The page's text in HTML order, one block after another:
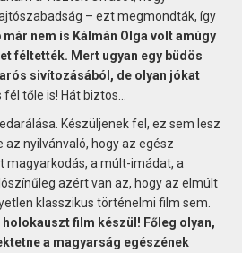
– ezt megmondták, így
már nem is Kálmán Olga volt amúgy
féltették. Mert ugyan egy büdös
sivítozásából, de olyan jókat
tőle is! Hát biztos…
Készüljenek fel, ez sem lesz
az nyilvánvaló, hogy az egész
magyarkodás, a múlt-imádat, a
azért van az, hogy az elmúlt
klasszikus történelmi film sem.
holokauszt film készül! Főleg olyan,
a magyarság egészének